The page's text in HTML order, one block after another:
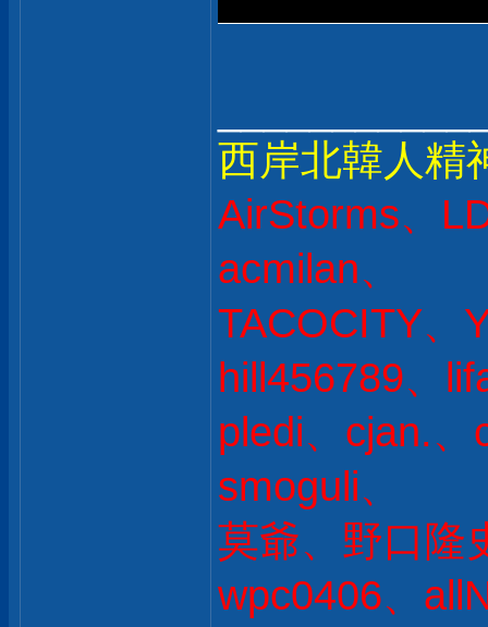
西岸北韓人精
AirStorms、
acmilan、
TACOCITY、
hill456789、
pledi、cjan.
smoguli、
莫爺、野口隆
wpc0406、